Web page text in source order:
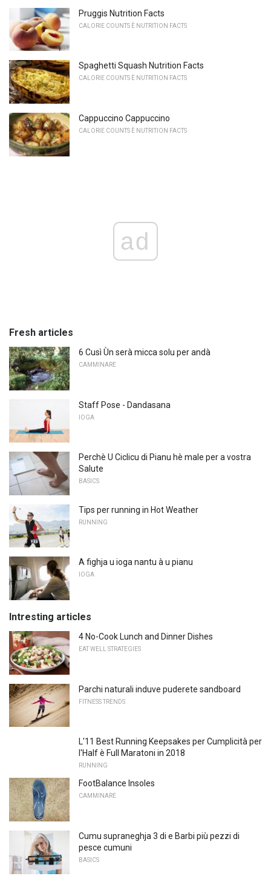
Pruggis Nutrition Facts
CALORIE COUNTS È NUTRITION FACTS
Spaghetti Squash Nutrition Facts
CALORIE COUNTS È NUTRITION FACTS
Cappuccino Cappuccino
CALORIE COUNTS È NUTRITION FACTS
ad
Fresh articles
6 Cusì Ùn serà micca solu per andà
CAMMINARE
Staff Pose - Dandasana
IOGA
Perchè U Ciclicu di Pianu hè male per a vostra
Salute
BASICS
Tips per running in Hot Weather
RUNNING
A fighja u ioga nantu à u pianu
IOGA
Intresting articles
4 No-Cook Lunch and Dinner Dishes
EAT WELL STRATEGIES
Parchi naturali induve puderete sandboard
FITNESS TRENDS
L'11 Best Running Keepsakes per Cumplicità per
l'Half è Full Maratoni in 2018
RUNNING
FootBalance Insoles
CAMMINARE
Cumu supraneghja 3 di e Barbi più pezzi di
pesce cumuni
BASICS